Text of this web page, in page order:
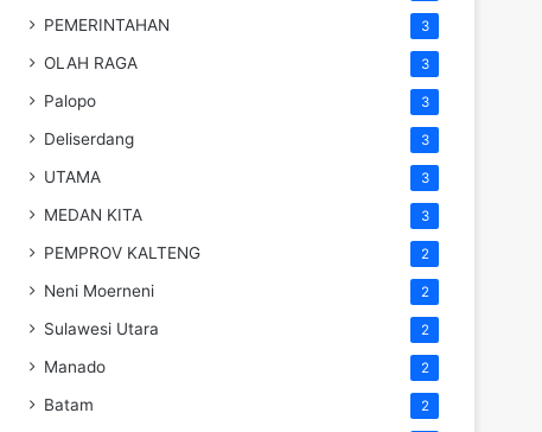
PEMERINTAHAN 3
OLAH RAGA 3
Palopo 3
Deliserdang 3
UTAMA 3
MEDAN KITA 3
PEMPROV KALTENG 2
Neni Moerneni 2
Sulawesi Utara 2
Manado 2
Batam 2